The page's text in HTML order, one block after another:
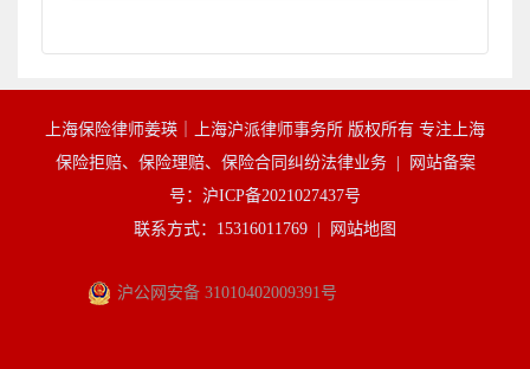
上海保险律师姜瑛｜上海沪派律师事务所 版权所有 专注上海
保险拒赔、保险理赔、保险合同纠纷法律业务 |
网站备案
号：沪ICP备2021027437号
联系方式：15316011769 |
网站地图
沪公网安备 31010402009391号